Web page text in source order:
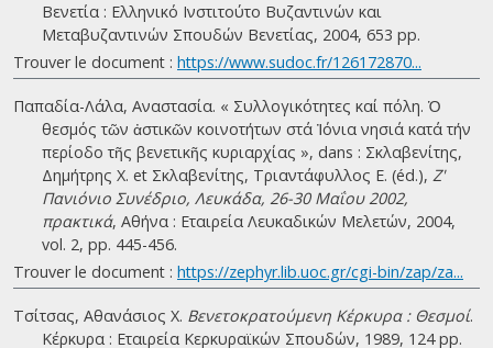
Βενετία : Ελληνικό Ινστιτούτο Βυζαντινών και
Μεταβυζαντινών Σπουδών Βενετίας, 2004, 653 pp.
Trouver le document : https://www.sudoc.fr/126172870...
Παπαδία-Λάλα, Αναστασία. « Συλλογικότητες καί πόλη. Ὁ
θεσµός τῶν ἀστικῶν κοινοτήτων στά Ἰόνια νησιά κατά τήν
περίοδο τῆς βενετικῆς κυριαρχίας », dans : Σκλαβενίτης,
Δημήτρης Χ. et Σκλαβενίτης, Τριαντάφυλλος Ε. (éd.), Ζ'
Πανιόνιο Συνέδριο, Λευκάδα, 26-30 Μαΐου 2002,
πρακτικά, Αθήνα : Εταιρεία Λευκαδικών Μελετών, 2004,
vol. 2, pp. 445-456.
Trouver le document : https://zephyr.lib.uoc.gr/cgi-bin/zap/za...
Τσίτσας, Αθανάσιος Χ. Βενετοκρατούμενη Κέρκυρα : Θεσμοί.
Κέρκυρα : Εταιρεία Κερκυραϊκών Σπουδών, 1989, 124 pp.